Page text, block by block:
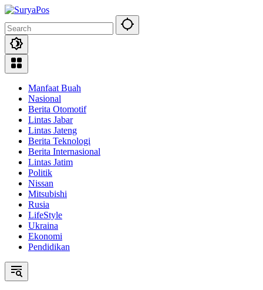
Skip
content
Manfaat Buah
Nasional
Berita Otomotif
Lintas Jabar
Lintas Jateng
Berita Teknologi
Berita Internasional
Lintas Jatim
Politik
Nissan
Mitsubishi
Rusia
LifeStyle
Ukraina
Ekonomi
Pendidikan